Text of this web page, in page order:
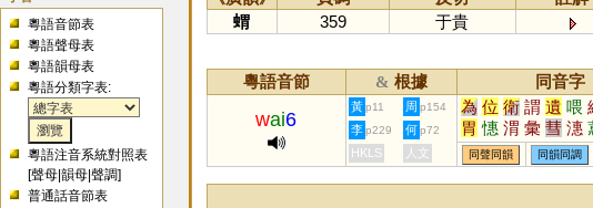
粵語音節表
粵語聲母表
粵語韻母表
粵語分類字表:
粵語注音系統對照表
[聲母 |韻母 |聲調]
普通話音節表
蝟
359 于貴
粵語音節 & 根據 同音字
wai6
黃 p11 周 p154 為 位 衛 謂 遺 喂
胃 憓 渭 彙 彗 潓
讆 蔧 鏸 譿 躗 檅
鏏 譓 蟪 橞 槥 煟
李 p229 何 p72
HKLS 人文 同聲同韻 同韻同調